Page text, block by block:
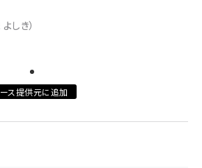
り旅する晴山佳須夫のヒント集！ (2025)
しき）
ス提供元に追加